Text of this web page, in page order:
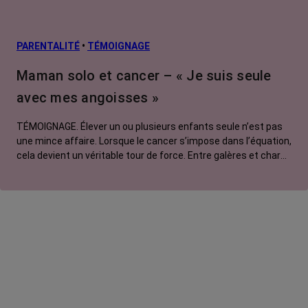
PARENTALITÉ • TÉMOIGNAGE
Maman solo et cancer – « Je suis seule
avec mes angoisses »
TÉMOIGNAGE. Élever un ou plusieurs enfants seule n’est pas
une mince affaire. Lorsque le cancer s’impose dans l’équation,
cela devient un véritable tour de force. Entre galères et charge